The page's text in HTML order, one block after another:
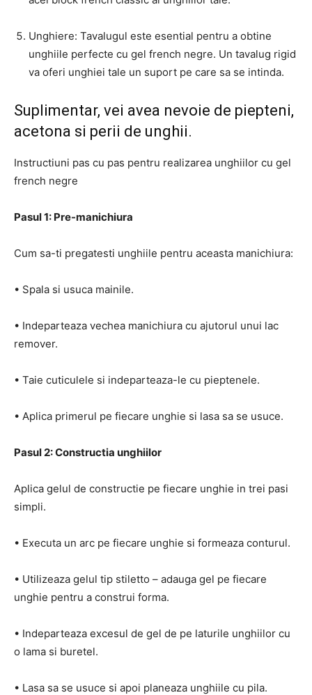
Unghiere: Tavalugul este esential pentru a obtine
unghiile perfecte cu gel french negre. Un tavalug rigid
va oferi unghiei tale un suport pe care sa se intinda.
Suplimentar, vei avea nevoie de piepteni,
acetona si perii de unghii.
Instructiuni pas cu pas pentru realizarea unghiilor cu gel
french negre
Pasul 1: Pre-manichiura
Cum sa-ti pregatesti unghiile pentru aceasta manichiura:
• Spala si usuca mainile.
• Indeparteaza vechea manichiura cu ajutorul unui lac
remover.
• Taie cuticulele si indeparteaza-le cu pieptenele.
• Aplica primerul pe fiecare unghie si lasa sa se usuce.
Pasul 2: Constructia unghiilor
Aplica gelul de constructie pe fiecare unghie in trei pasi
simpli.
• Executa un arc pe fiecare unghie si formeaza conturul.
• Utilizeaza gelul tip stiletto – adauga gel pe fiecare
unghie pentru a construi forma.
• Indeparteaza excesul de gel de pe laturile unghiilor cu
o lama si buretel.
• Lasa sa se usuce si apoi planeaza unghiile cu pila.